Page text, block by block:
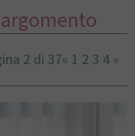
2 di 37« 1 2 3 4 »